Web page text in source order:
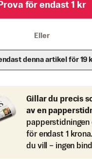
Prova för endast 1 kr
Eller
denna artikel för 19
Gillar du precis
av en
papperstidningen
för endast 1
du vill – ingen